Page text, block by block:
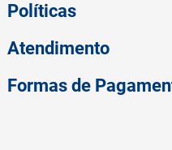
Políticas
Atendimento
Formas de